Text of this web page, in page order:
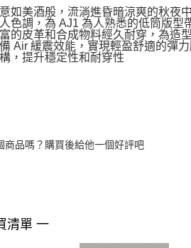
如美酒般，流淌進昏暗涼爽的秋夜
色調，為 AJ1 為人熟悉的低筒版型
的皮革和合成物料經久耐穿，為造
Air 緩震效能，實現輕盈舒適的彈
，提升穩定性和耐穿性
商品嗎？購買後給他一個好評吧
清單 一